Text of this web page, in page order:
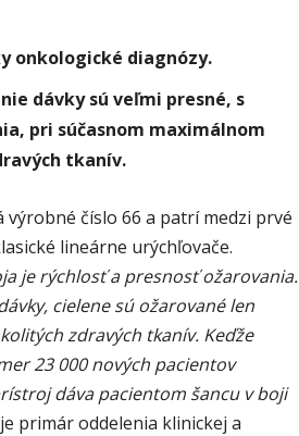
onkologické diagnózy.
dávky sú veľmi presné, s
pri súčasnom maximálnom
tkanív.
číslo 66 a patrí medzi prvé
lineárne urýchľovače.
je rýchlosť a presnosť ožarovania.
cielene sú ožarované len
zdravých tkanív. Keďže
23 000 nových pacientov
dáva pacientom šancu v boji
primár oddelenia klinickej a